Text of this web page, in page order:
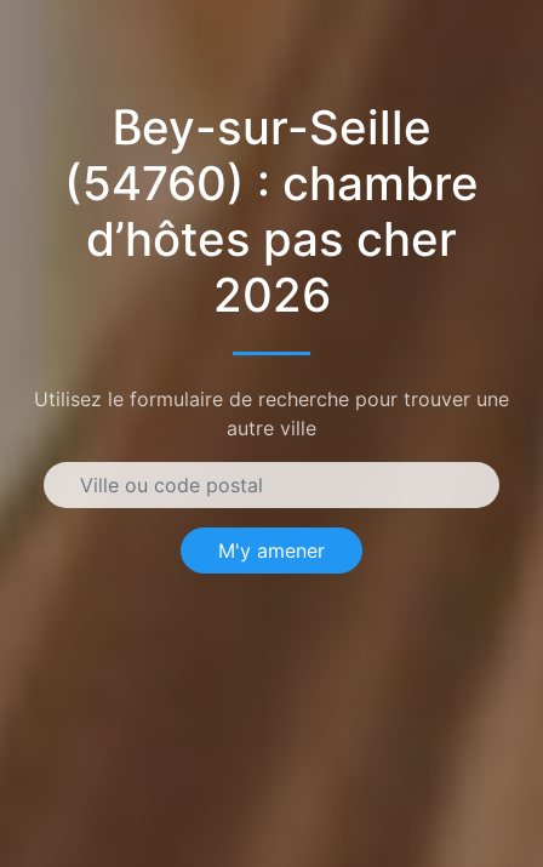
Bey-sur-Seille
(54760) : chambre
d’hôtes pas cher
2026
Utilisez le formulaire de recherche pour trouver une
autre ville
M'y amener